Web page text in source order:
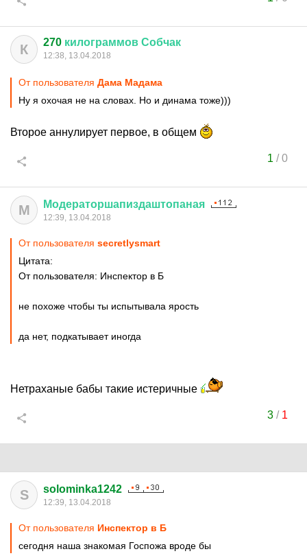
К 270 килограммов Собчак
12:38, 13.04.2018
От пользователя Дама Мадама
Ну я охочая не на словах. Но и динама тоже)))
Второе аннулирует первое, в общем
1 /0
М Модераторшапиздаштопаная
12:39, 13.04.2018
От пользователя secretlysmart
Цитата:
От пользователя: Инспектор в Б
не похоже чтобы ты испытывала ярость
да нет, подкатывает иногда
Нетраханые бабы такие истеричные
3/ 1
S solominka1242
12:39, 13.04.2018
От пользователя Инспектор в Б
сегодня наша знакомая Госпожа вроде бы